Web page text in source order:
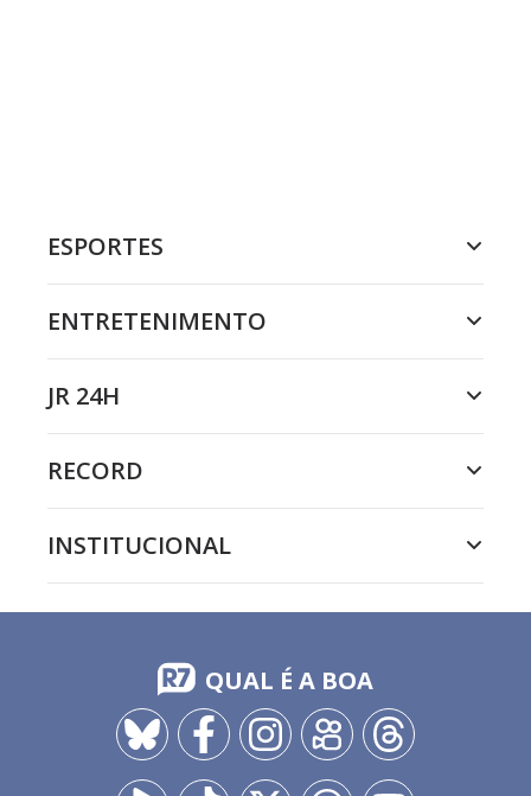
ESPORTES
ENTRETENIMENTO
JR 24H
RECORD
INSTITUCIONAL
QUAL É A BOA